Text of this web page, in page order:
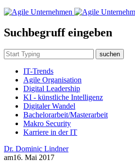
Suchbegruff eingeben
suchen
IT-Trends
Agile Organisation
Digital Leadership
KI - künstliche Intelligenz
Digitaler Wandel
Bachelorarbeit/Masterarbeit
Makro Security
Karriere in der IT
Dr. Dominic Lindner
am16. Mai 2017